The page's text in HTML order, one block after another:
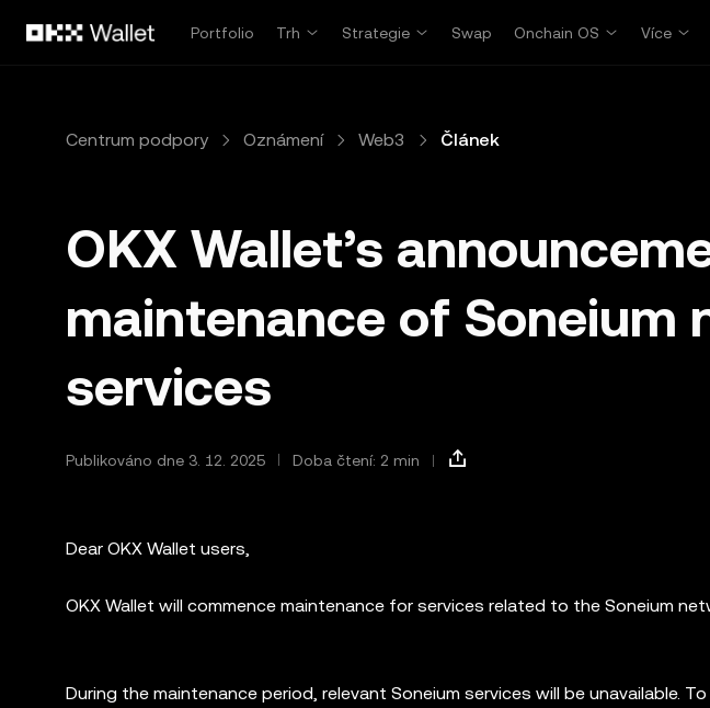
Portfolio
Trh Strategie Swap Onchain OS Více
Centrum podpory Oznámení Web3 Článek
OKX Wallet’s
maintenance of Soneium
services
Publikováno dne 3. 12. 2025 Doba čtení: 2 min
Dear OKX Wallet users,
OKX Wallet will commence maintenance for services related to the Soneium
During the maintenance period, relevant Soneium services will be unavailable.